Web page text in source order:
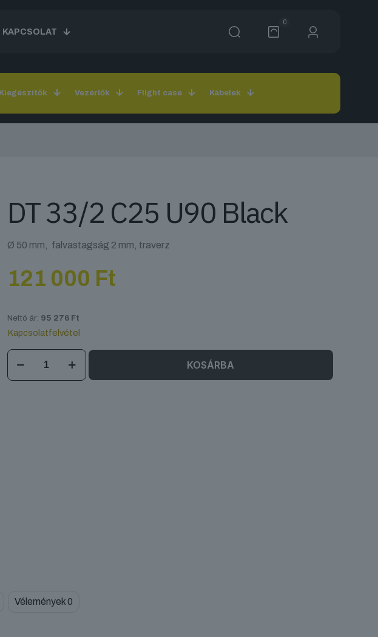
KAPCSOLAT
0
Kiegészítők Vezérlők Flight case Kábelek
DT 33/2 C25 U90 Black
Ø 50 mm, falvastagság 2 mm, traverz
121 000 Ft
Nettó ár: 95 276 Ft
Kapcsolatfelvétel
DT
KOSÁRBA
Vélemények0